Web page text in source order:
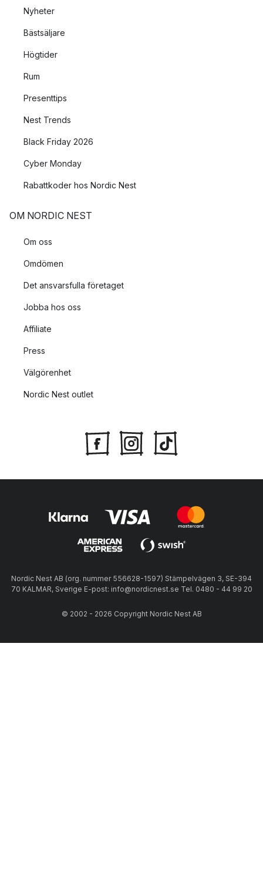
Nyheter
Bästsäljare
Högtider
Rum
Presenttips
Nest Trends
Black Friday 2026
Cyber Monday
Rabattkoder hos Nordic Nest
OM NORDIC NEST
Om oss
Omdömen
Det ansvarsfulla företaget
Jobba hos oss
Affiliate
Press
Välgörenhet
Nordic Nest outlet
Nordic Nest AB (org. nummer 556628-1597) Stämpelvägen 3, SE-394
70 KALMAR, Sverige E-post: info@nordicnest.se Tel. 0480 - 44 99 20
© 2002 - 2026 Copyright Nordic Nest AB